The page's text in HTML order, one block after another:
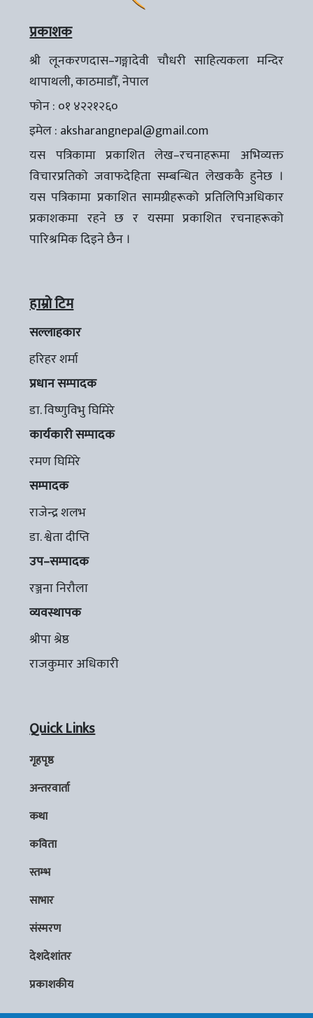
प्रकाशक
श्री लूनकरणदास–गङ्गादेवी चौधरी साहित्यकला मन्दिर
थापाथली, काठमाडौँ, नेपाल
फोन : ०१ ४२२१२६०
इमेल : aksharangnepal@gmail.com
यस पत्रिकामा प्रकाशित लेख–रचनाहरूमा अभिव्यक्त
विचारप्रतिको जवाफदेहिता सम्बन्धित लेखककै हुनेछ ।
यस पत्रिकामा प्रकाशित सामग्रीहरूको प्रतिलिपिअधिकार
प्रकाशकमा रहने छ र यसमा प्रकाशित रचनाहरूको
पारिश्रमिक दिइने छैन ।
हाम्रो टिम
सल्लाहकार
हरिहर शर्मा
प्रधान सम्पादक
डा. विष्णुविभु घिमिरे
कार्यकारी सम्पादक
रमण घिमिरे
सम्पादक
राजेन्द्र शलभ
डा. श्वेता दीप्ति
उप–सम्पादक
रञ्जना निरौला
व्यवस्थापक
श्रीपा श्रेष्ठ
राजकुमार अधिकारी
Quick Links
गृहपृष्ठ
अन्तरवार्ता
कथा
कविता
स्तम्भ
साभार
संस्मरण
देशदेशांतर
प्रकाशकीय